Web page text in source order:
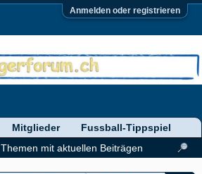
Anmelden oder registrieren
Themen mit aktuellen Beiträgen
Mitglieder Fussball-Tippspiel